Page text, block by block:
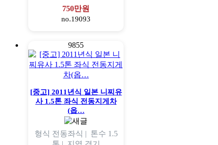
750만원
no.19093
9855
[중고] 2011년식 일본 니찌유
사 1.5톤 좌식 전동지게차
(옵…
형식 전동좌식 | 톤수 1.5